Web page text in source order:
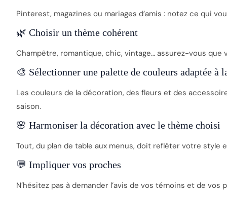
Pinterest, magazines ou mariages d’amis : notez ce qui
🌿 Choisir un thème cohérent
Champêtre, romantique, chic, vintage… assurez-vous que
🎨 Sélectionner une palette de couleurs adaptée à
Les couleurs de la décoration, des fleurs et des
saison.
🌸 Harmoniser la décoration avec le thème choisi
Tout, du plan de table aux menus, doit refléter votre style
💬 Impliquer vos proches
N’hésitez pas à demander l’avis de vos témoins et de